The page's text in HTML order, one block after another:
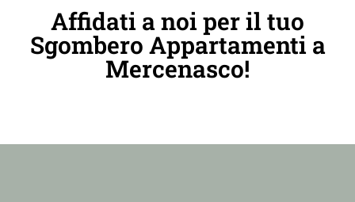
Affidati a noi per il tuo
Sgombero Appartamenti a
Mercenasco!